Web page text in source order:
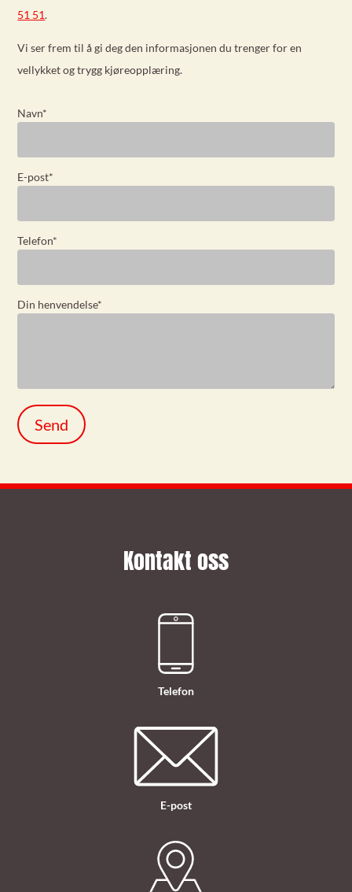
51 51.
Vi ser frem til å gi deg den informasjonen du trenger for en
vellykket og trygg kjøreopplæring.
Navn*
E-post*
Telefon*
Din henvendelse*
Kontakt oss
Telefon
E-post